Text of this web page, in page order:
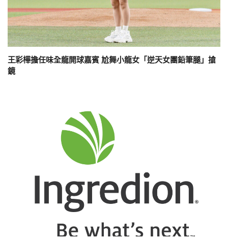
王彩樺擔任味全龍開球嘉賓 尬舞小龍女「逆天女團鉛筆腿」搶
鏡